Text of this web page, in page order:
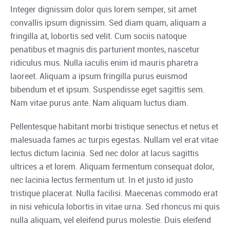
Integer dignissim dolor quis lorem semper, sit amet
convallis ipsum dignissim. Sed diam quam, aliquam a
fringilla at, lobortis sed velit. Cum sociis natoque
penatibus et magnis dis parturient montes, nascetur
ridiculus mus. Nulla iaculis enim id mauris pharetra
laoreet. Aliquam a ipsum fringilla purus euismod
bibendum et et ipsum. Suspendisse eget sagittis sem.
Nam vitae purus ante. Nam aliquam luctus diam.
Pellentesque habitant morbi tristique senectus et netus et
malesuada fames ac turpis egestas. Nullam vel erat vitae
lectus dictum lacinia. Sed nec dolor at lacus sagittis
ultrices a et lorem. Aliquam fermentum consequat dolor,
nec lacinia lectus fermentum ut. In et justo id justo
tristique placerat. Nulla facilisi. Maecenas commodo erat
in nisi vehicula lobortis in vitae urna. Sed rhoncus mi quis
nulla aliquam, vel eleifend purus molestie. Duis eleifend